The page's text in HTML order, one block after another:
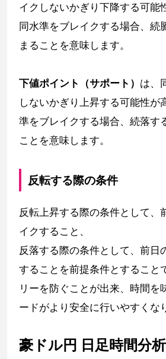
イクしないかぎり下降する可能
同水準をブレイクする場合、続
まることを意味します。
下値ポイント（サポート） は、
しないかぎり上昇する可能性が
準をブレイクする場合、続落す
ことを意味します。
反転する際の条件
反転上昇する際の条件として、
イクすること、
反落する際の条件として、前日
することを前提条件とすること
リーを防ぐことが出来、時間を
ードがより安全に行いやすくな
豪ドル円 日足時間分析